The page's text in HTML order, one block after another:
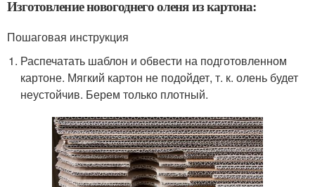
Изготовление новогоднего оленя из картона:
Пошаговая инструкция
Распечатать шаблон и обвести на подготовленном
картоне. Мягкий картон не подойдет, т. к. олень будет
неустойчив. Берем только плотный.